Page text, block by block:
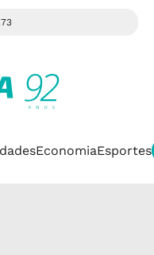
EconomiaEsportes